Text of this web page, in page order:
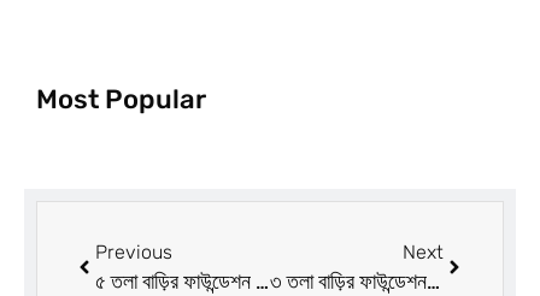
Most Popular
Previous
৫ তলা বাড়ির ফাউন্ডেশন খরচ ভিডিও সহ
Next
৩ তলা বাড়ির ফাউন্ডেশন খরচ ভিডিও সহ